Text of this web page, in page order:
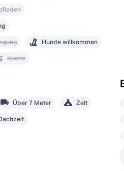
Hunde willkommen
Küche
Über 7 Meter Zelt